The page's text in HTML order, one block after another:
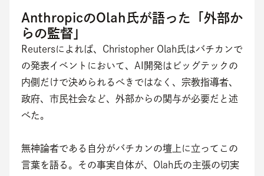
AnthropicのOlah氏が語った「外部か
らの監督」
Reutersによれば、Christopher Olah氏はバチカンで
の発表イベントにおいて、AI開発はビッグテックの
内側だけで決められるべきではなく、宗教指導者、
政府、市民社会など、外部からの関与が必要だと述
べた。
無神論者である自分がバチカンの壇上に立ってこの
言葉を語る。その事実自体が、Olah氏の主張の切実